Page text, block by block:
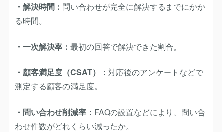
・解決時間： 問い合わせが完全に解決するまでにかか
る時間。
・一次解決率： 最初の回答で解決できた割合。
・顧客満足度（CSAT）： 対応後のアンケートなどで
測定する顧客の満足度。
・問い合わせ削減率： FAQの設置などにより、問い合
わせ件数がどれくらい減ったか。